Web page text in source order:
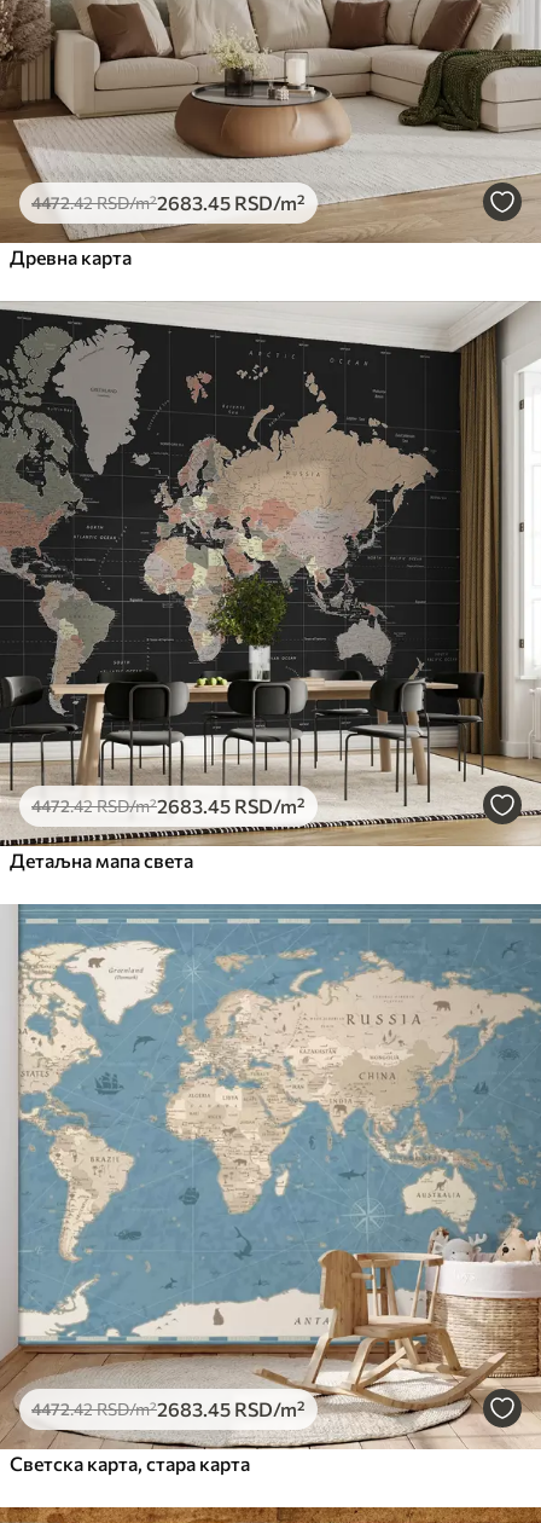
4472.42RSD/m²2683.45 RSD/m²
Древна карта
4472.42RSD/m²2683.45 RSD/m²
Детаљна мапа света
4472.42RSD/m²2683.45 RSD/m²
Светска карта, стара карта